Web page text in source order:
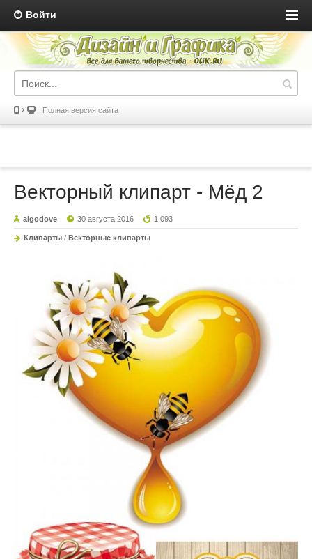
Войти
Полная версия сайта
Векторный клипарт - Мёд 2
algodove 30 августа 2016 1 093
Клипарты / Векторные клипарты